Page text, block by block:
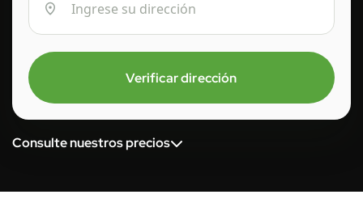
Verificar dirección
Consulte nuestros precios